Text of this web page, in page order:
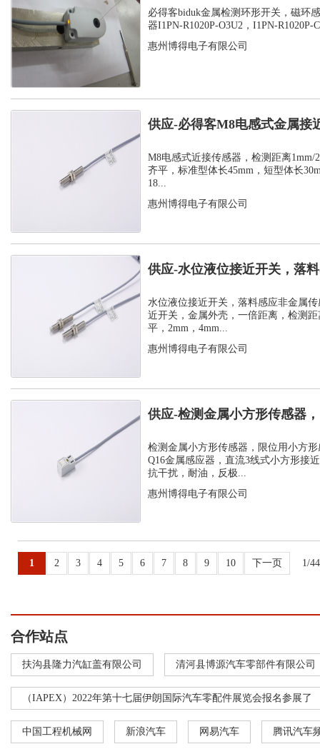
感应器...
必得客biduk金属检测环形开关，磁环
器I1PN-R1020P-O3U2，I1PN-R1020P-
惠州博得电子有限公司
供应-必得客M8电感式金属接
式安装检测...
M8电感式近接传感器，检测距离1mm/
齐平，标准型体长45mm，短型体长
18...
惠州博得电子有限公司
供应-水位液位接近开关，落
感器
水位液位接近开关，落料感应非金属
近开关，金属外壳，一倍距离，检测距
平，2mm，4mm...
惠州博得电子有限公司
供应-检测金属小方形传感器
感应器
检测金属小方形传感器，限位用小方
Q16金属感应器，直流3线式小方形接
抗干扰，耐油，反极...
惠州博得电子有限公司
1 2 3 4 5 6 7 8 9 10 下一页 1/
合作站点
扶沟县隆力汽缸盖有限公司 清河县博源汽车零部件有限公司
（IAPEX）2022年第十七届伊朗国际汽车零配件展览会报名参展了
中国工程机械网 新浪汽车 网易汽车 腾讯汽车